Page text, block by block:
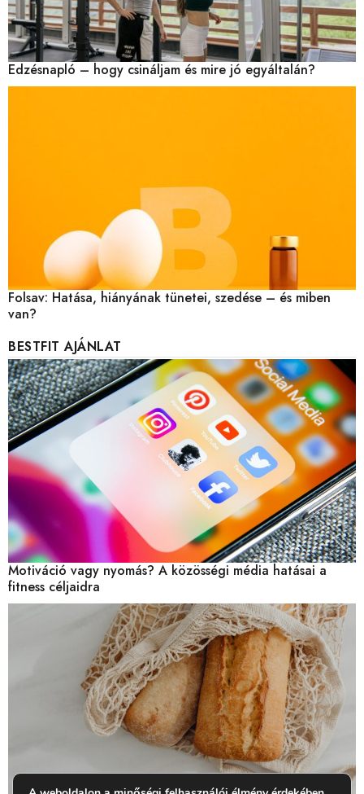
Edzésnapló – hogy csináljam és mire jó egyáltalán?
Folsav: Hatása, hiányának tünetei, szedése – és miben
van?
BESTFIT AJÁNLAT
Motiváció vagy nyomás? A közösségi média hatásai a
fitness céljaidra